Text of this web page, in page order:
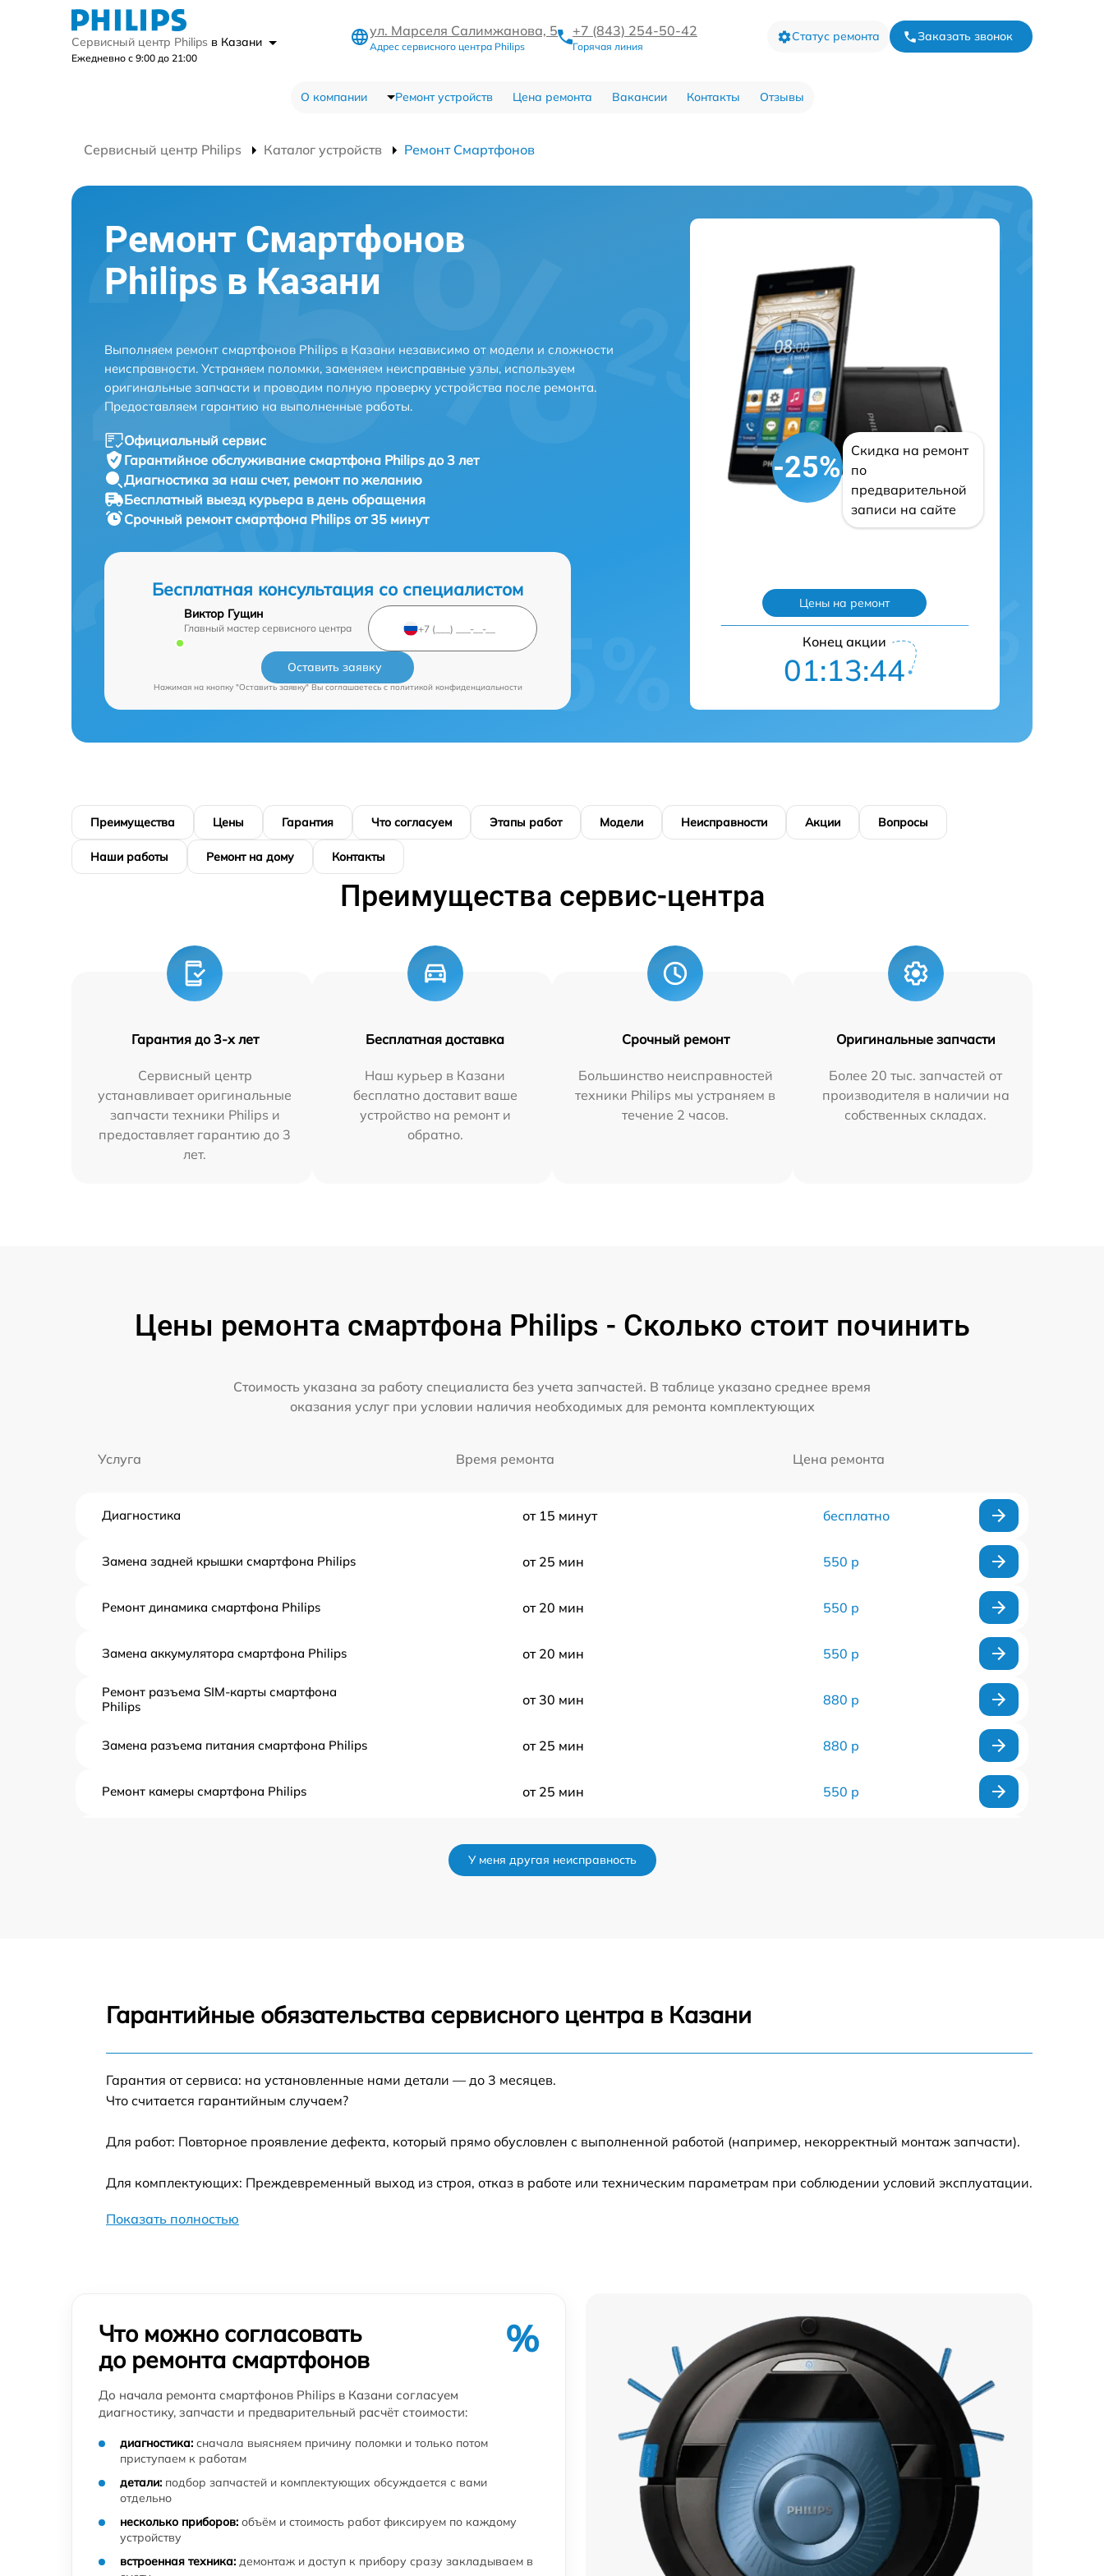
Сервисный центр Philips в Казани
Ежедневно с 9:00 до 21:00
ул. Марселя Салимжанова, 5
Адрес сервисного центра Philips
+7 (843) 254-50-42
Горячая линия
Статус ремонта Заказать звонок
О компании Ремонт устройств Цена ремонта Вакансии Контакты Отзывы
Сервисный центр Philips Каталог устройств Ремонт Смартфонов
Ремонт Смартфонов
Philips в Казани
Выполняем ремонт смартфонов Philips в Казани независимо от модели и сложности
неисправности. Устраняем поломки, заменяем неисправные узлы, используем
оригинальные запчасти и проводим полную проверку устройства после ремонта.
Предоставляем гарантию на выполненные работы.
Официальный сервис
Гарантийное обслуживание смартфона Philips до 3 лет
Диагностика за наш счет, ремонт по желанию
Бесплатный выезд курьера в день обращения
Срочный ремонтсмартфона Philips от 35 минут
Бесплатная консультация со специалистом
Виктор Гущин
Главный мастер сервисного центра
Оставить заявку
Нажимая на кнопку "Оставить заявку" Вы соглашаетесь cполитикой конфиденциальности
-25%
Скидка на ремонт
по
предварительной
записи на сайте
Цены на ремонт
Конец акции
01:13:42
Преимущества Цены Гарантия Что согласуем Этапы работ Модели Неисправности Акции Вопросы
Наши работы Ремонт на дому Контакты
Преимущества сервис-центра
Гарантия до 3-х лет
Сервисный центр
устанавливает оригинальные
запчасти техники Philips и
предоставляет гарантию до 3
лет.
Бесплатная доставка
Наш курьер в Казани
бесплатно доставит ваше
устройство на ремонт и
обратно.
Срочный ремонт
Большинство неисправностей
техники Philips мы устраняем в
течение 2 часов.
Оригинальные запчасти
Более 20 тыс. запчастей от
производителя в наличии на
собственных складах.
Цены ремонта смартфона Philips - Сколько стоит починить
Стоимость указана за работу специалиста без учета запчастей. В таблице указано среднее время
оказания услуг при условии наличия необходимых для ремонта комплектующих
Услуга Время ремонта Цена ремонта
Диагностика от 15 минут бесплатно
Замена задней крышки смартфона Philips от 25 мин 550 р
Ремонт динамика смартфона Philips от 20 мин 550 р
Замена аккумулятора смартфона Philips от 20 мин 550 р
Ремонт разъема SIM-карты смартфона
Philips
от 30 мин 880 р
Замена разъема питания смартфона Philips от 25 мин 880 р
Ремонт камеры смартфона Philips от 25 мин 550 р
Замена микрофона смартфона Philips от 15 мин
Замена антенны смартфона Philips
Philips
Ремонт микросхемы питания смартфона
от 30 мин 1100 р
Ремонт кнопки громкости смартфона Philips 550 р
Ремонт разъема наушников смартфона
Philips
880 р
Ремонт микросхемы GPS смартфона Philips 1100 р
У меня другая неисправность
Гарантийные обязательства сервисного центра в Казани
Гарантия от сервиса: на установленные нами детали — до 3 месяцев.
Что считается гарантийным случаем?
Для работ: Повторное проявление дефекта, который прямо обусловлен с выполненной работой (например, некорректный монтаж запчасти).
Для комплектующих: Преждевременный выход из строя, отказ в работе или техническим параметрам при соблюдении условий эксплуатации.
Показать полностью
Что можно согласовать
до ремонта смартфонов
%
До начала ремонта смартфонов Philips в Казани согласуем
диагностику, запчасти и предварительный расчёт стоимости:
диагностика: сначала выясняем причину поломки и только потом
приступаем к работам
детали: подбор запчастей и комплектующих обсуждается с вами
отдельно
несколько приборов: объём и стоимость работ фиксируем по каждому
устройству
встроенная техника: демонтаж и доступ к прибору сразу закладываем в